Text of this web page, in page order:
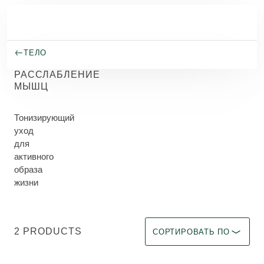
ТЕЛО
РАССЛАБЛЕНИЕ
МЫШЦ
Тонизирующий
уход
для
активного
образа
жизни
2 PRODUCTS СОРТИРОВАТЬ ПО